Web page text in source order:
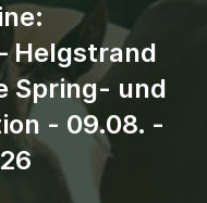
Helgstrand
Spring- und
- 09.08. -